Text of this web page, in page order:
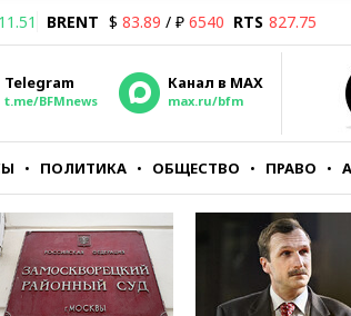
11.51 BRENT $ 83.89 / ₽ 6540 RTS 827.75
Telegram
t.me/BFMnews
Канал в MAX
max.ru/bfm
ПОЛИТИКА ОБЩЕСТВО ПРАВО